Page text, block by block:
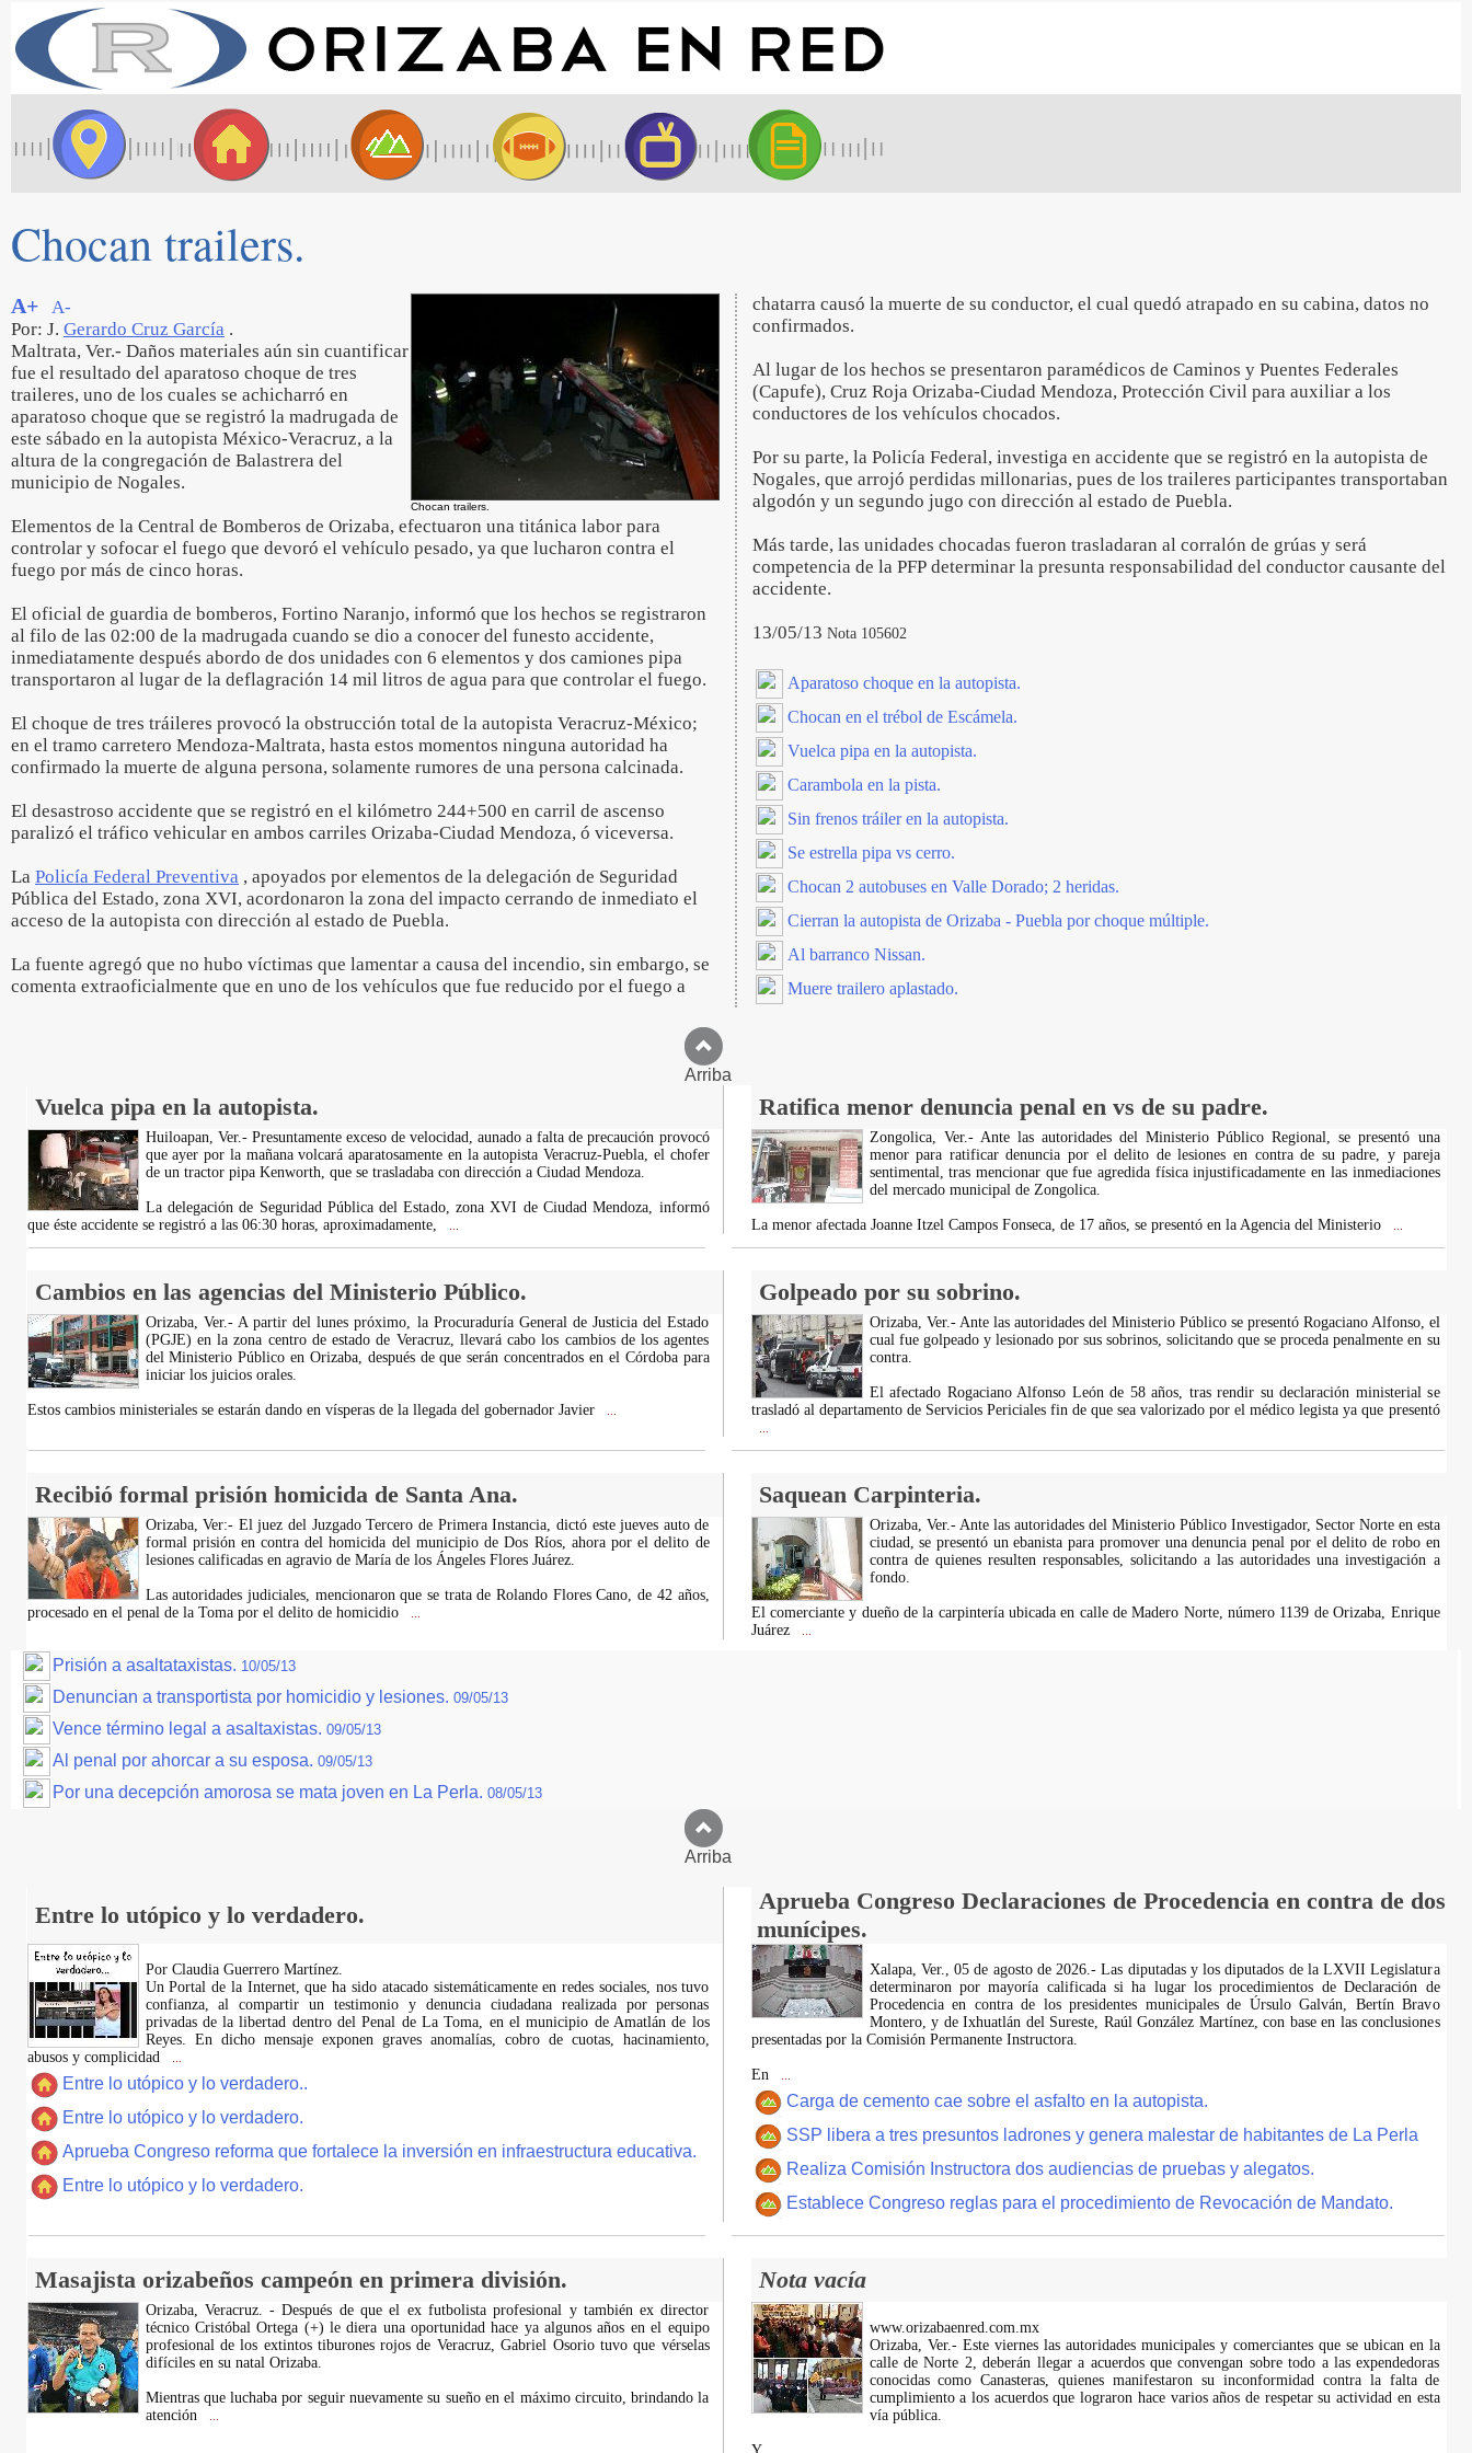
Chocan trailers.
Chocan trailers.
A+
A-
Por: J. Gerardo Cruz García .
Maltrata, Ver.- Daños materiales aún sin cuantificar
fue el resultado del aparatoso choque de tres
traileres, uno de los cuales se achicharró en
aparatoso choque que se registró la madrugada de
este sábado en la autopista México-Veracruz, a la
altura de la congregación de Balastrera del
municipio de Nogales.
Elementos de la Central de Bomberos de Orizaba, efectuaron una titánica labor para
controlar y sofocar el fuego que devoró el vehículo pesado, ya que lucharon contra el
fuego por más de cinco horas.
El oficial de guardia de bomberos, Fortino Naranjo, informó que los hechos se registraron
al filo de las 02:00 de la madrugada cuando se dio a conocer del funesto accidente,
inmediatamente después abordo de dos unidades con 6 elementos y dos camiones pipa
transportaron al lugar de la deflagración 14 mil litros de agua para que controlar el fuego.
El choque de tres tráileres provocó la obstrucción total de la autopista Veracruz-México;
en el tramo carretero Mendoza-Maltrata, hasta estos momentos ninguna autoridad ha
confirmado la muerte de alguna persona, solamente rumores de una persona calcinada.
El desastroso accidente que se registró en el kilómetro 244+500 en carril de ascenso
paralizó el tráfico vehicular en ambos carriles Orizaba-Ciudad Mendoza, ó viceversa.
La Policía Federal Preventiva , apoyados por elementos de la delegación de Seguridad
Pública del Estado, zona XVI, acordonaron la zona del impacto cerrando de inmediato el
acceso de la autopista con dirección al estado de Puebla.
La fuente agregó que no hubo víctimas que lamentar a causa del incendio, sin embargo, se
comenta extraoficialmente que en uno de los vehículos que fue reducido por el fuego a
chatarra causó la muerte de su conductor, el cual quedó atrapado en su cabina, datos no
confirmados.
Al lugar de los hechos se presentaron paramédicos de Caminos y Puentes Federales
(Capufe), Cruz Roja Orizaba-Ciudad Mendoza, Protección Civil para auxiliar a los
conductores de los vehículos chocados.
Por su parte, la Policía Federal, investiga en accidente que se registró en la autopista de
Nogales, que arrojó perdidas millonarias, pues de los traileres participantes transportaban
algodón y un segundo jugo con dirección al estado de Puebla.
Más tarde, las unidades chocadas fueron trasladaran al corralón de grúas y será
competencia de la PFP determinar la presunta responsabilidad del conductor causante del
accidente.
13/05/13 Nota 105602
Aparatoso choque en la autopista.
Chocan en el trébol de Escámela.
Vuelca pipa en la autopista.
Carambola en la pista.
Sin frenos tráiler en la autopista.
Se estrella pipa vs cerro.
Chocan 2 autobuses en Valle Dorado; 2 heridas.
Cierran la autopista de Orizaba - Puebla por choque múltiple.
Al barranco Nissan.
Muere trailero aplastado.
Arriba
Vuelca pipa en la autopista. Ratifica menor denuncia penal en vs de su padre.
Huiloapan, Ver.- Presuntamente exceso de velocidad, aunado a falta de precaución provocó
que ayer por la mañana volcará aparatosamente en la autopista Veracruz-Puebla, el chofer
de un tractor pipa Kenworth, que se trasladaba con dirección a Ciudad Mendoza.
La delegación de Seguridad Pública del Estado, zona XVI de Ciudad Mendoza, informó
que éste accidente se registró a las 06:30 horas, aproximadamente,
Zongolica, Ver.- Ante las autoridades del Ministerio Público Regional, se presentó una
menor para ratificar denuncia por el delito de lesiones en contra de su padre, y pareja
sentimental, tras mencionar que fue agredida física injustificadamente en las inmediaciones
del mercado municipal de Zongolica.
La menor afectada Joanne Itzel Campos Fonseca, de 17 años, se presentó en la Agencia del Ministerio
Cambios en las agencias del Ministerio Público. Golpeado por su sobrino.
Orizaba, Ver.- A partir del lunes próximo, la Procuraduría General de Justicia del Estado
(PGJE) en la zona centro de estado de Veracruz, llevará cabo los cambios de los agentes
del Ministerio Público en Orizaba, después de que serán concentrados en el Córdoba para
iniciar los juicios orales.
Estos cambios ministeriales se estarán dando en vísperas de la llegada del gobernador Javier
Orizaba, Ver.- Ante las autoridades del Ministerio Público se presentó Rogaciano Alfonso, el
cual fue golpeado y lesionado por sus sobrinos, solicitando que se proceda penalmente en su
contra.
El afectado Rogaciano Alfonso León de 58 años, tras rendir su declaración ministerial se
trasladó al departamento de Servicios Periciales fin de que sea valorizado por el médico legista ya que presentó
Recibió formal prisión homicida de Santa Ana. Saquean Carpinteria.
Orizaba, Ver:- El juez del Juzgado Tercero de Primera Instancia, dictó este jueves auto de
formal prisión en contra del homicida del municipio de Dos Ríos, ahora por el delito de
lesiones calificadas en agravio de María de los Ángeles Flores Juárez.
Las autoridades judiciales, mencionaron que se trata de Rolando Flores Cano, de 42 años,
procesado en el penal de la Toma por el delito de homicidio
Orizaba, Ver.- Ante las autoridades del Ministerio Público Investigador, Sector Norte en esta
ciudad, se presentó un ebanista para promover una denuncia penal por el delito de robo en
contra de quienes resulten responsables, solicitando a las autoridades una investigación a
fondo.
El comerciante y dueño de la carpintería ubicada en calle de Madero Norte, número 1139 de Orizaba, Enrique
Juárez
Prisión a asaltataxistas. 10/05/13
Denuncian a transportista por homicidio y lesiones. 09/05/13
Vence término legal a asaltaxistas. 09/05/13
Al penal por ahorcar a su esposa. 09/05/13
Por una decepción amorosa se mata joven en La Perla. 08/05/13
Arriba
Entre lo utópico y lo verdadero.
Aprueba Congreso Declaraciones de Procedencia en contra de dos
munícipes.
Por Claudia Guerrero Martínez.
​Un Portal de la Internet, que ha sido atacado sistemáticamente en redes sociales, nos tuvo
confianza, al compartir un testimonio y denuncia ciudadana realizada por personas
privadas de la libertad dentro del Penal de La Toma, en el municipio de Amatlán de los
Reyes. En dicho mensaje exponen graves anomalías, cobro de cuotas, hacinamiento,
abusos y complicidad
Entre lo utópico y lo verdadero..
Entre lo utópico y lo verdadero.
Aprueba Congreso reforma que fortalece la inversión en infraestructura educativa.
Entre lo utópico y lo verdadero.
Xalapa, Ver., 05 de agosto de 2026.- Las diputadas y los diputados de la LXVII Legislatura
determinaron por mayoría calificada si ha lugar los procedimientos de Declaración de
Procedencia en contra de los presidentes municipales de Úrsulo Galván, Bertín Bravo
Montero, y de Ixhuatlán del Sureste, Raúl González Martínez, con base en las conclusiones
presentadas por la Comisión Permanente Instructora.
En
Carga de cemento cae sobre el asfalto en la autopista.
SSP libera a tres presuntos ladrones y genera malestar de habitantes de La Perla
Realiza Comisión Instructora dos audiencias de pruebas y alegatos.
Establece Congreso reglas para el procedimiento de Revocación de Mandato.
Masajista orizabeños campeón en primera división. Nota vacía
Orizaba, Veracruz. - Después de que el ex futbolista profesional y también ex director
técnico Cristóbal Ortega (+) le diera una oportunidad hace ya algunos años en el equipo
profesional de los extintos tiburones rojos de Veracruz, Gabriel Osorio tuvo que vérselas
difíciles en su natal Orizaba.
Mientras que luchaba por seguir nuevamente su sueño en el máximo circuito, brindando la
atención
www.orizabaenred.com.mx
Orizaba, Ver.- Este viernes las autoridades municipales y comerciantes que se ubican en la
calle de Norte 2, deberán llegar a acuerdos que convengan sobre todo a las expendedoras
conocidas como Canasteras, quienes manifestaron su inconformidad contra la falta de
cumplimiento a los acuerdos que lograron hace varios años de respetar su actividad en esta
vía pública.